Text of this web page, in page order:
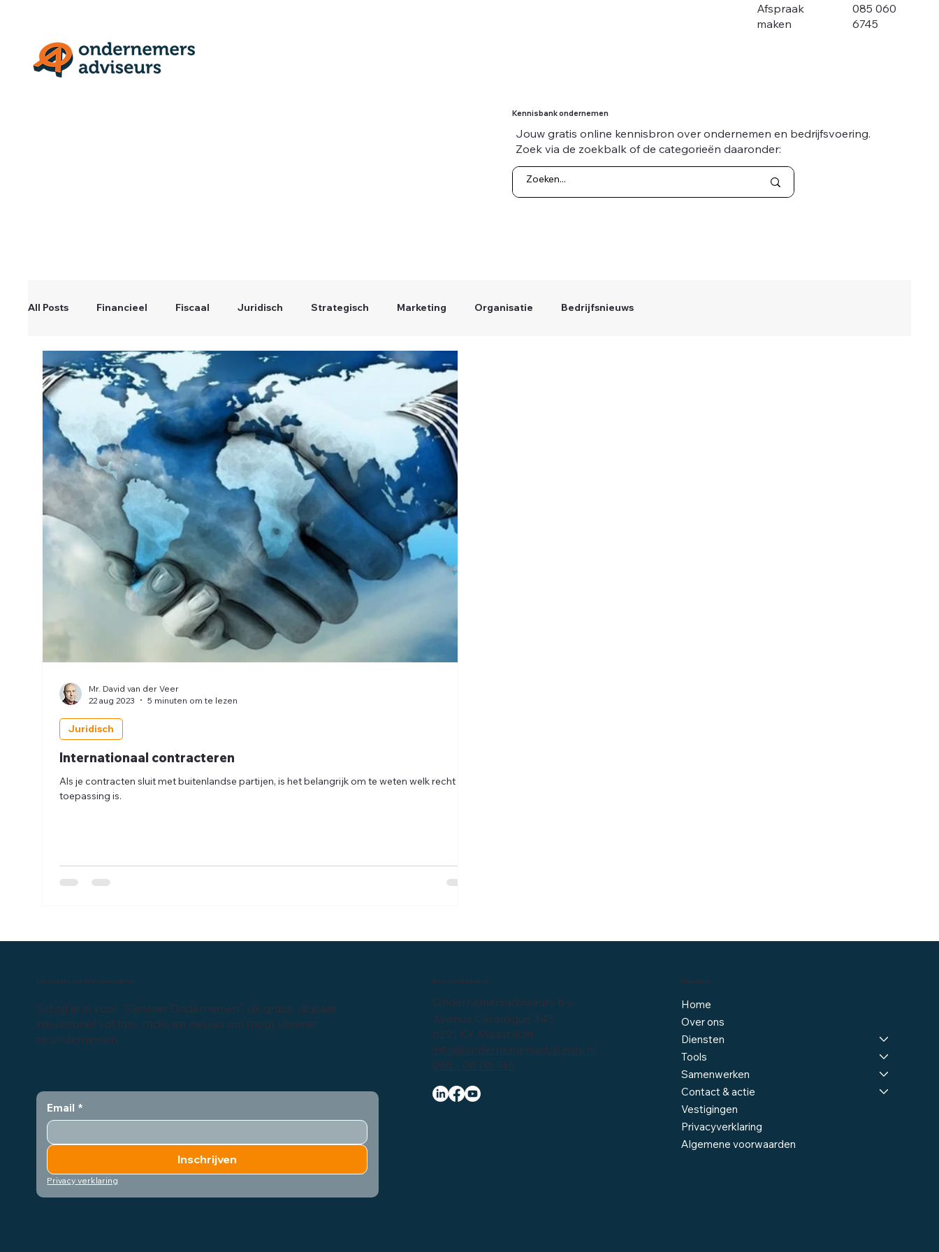
Afspraak
maken
085 060
6745
Kennisbank ondernemen
Jouw gratis online kennisbron over ondernemen en bedrijfsvoering.
Zoek via de zoekbalk of de categorieën daaronder:
All Posts Financieel Fiscaal Juridisch Strategisch Marketing Organisatie Bedrijfsnieuws
Internationaal contracteren
Als je contracten sluit met buitenlandse partijen, is het belangrijk om te weten welk recht van
toepassing is.
Juridisch
Mr. David van der Veer
22 aug 2023
5 minuten om te lezen
Inschrijven digitale nieuwsbrief
Schrijf je in voor "Slimmer Ondernemen", de gratis digitale
nieuwsbrief vol tips, tricks en nieuws om (nog) slimmer
te ondernemen:
Bedrijfsgegevens
Ondernemersadviseurs b.v.
Avenue Ceramique 243
6221 KX Maastricht
info@ondernemersadviseurs.nl
085 - 06 06 745
Navigatie
Home
Over ons
Diensten
Tools
Samenwerken
Contact & actie
Vestigingen
Privacyverklaring
Algemene voorwaarden
Email *
Inschrijven
Privacy verklaring